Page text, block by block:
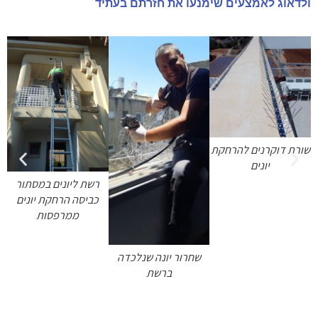
ולדאוג לאמצעים שימנעו את חזרתם בעתיד
רשת ליונים במסתור
כביסה הרחקת יונים
ממרפסות
שחרור יונה שנלכדה
ברשת
שורת דוקרנים להרחקת
יונים